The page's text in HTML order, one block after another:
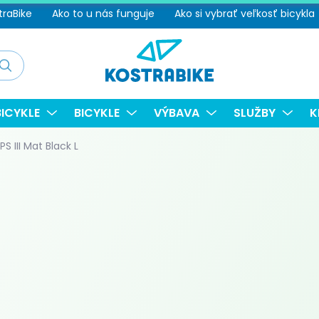
Ako to u nás funguje Ako si vybrať veľkosť bicykla
BICYKLE VÝBAVA SLUŽBY
III Mat Black L